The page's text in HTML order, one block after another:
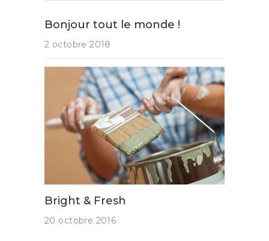
Bonjour tout le monde !
2 octobre 2018
Bright & Fresh
20 octobre 2016